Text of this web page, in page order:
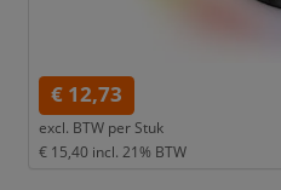
€ 12,73
excl. BTW per Stuk
€ 15,40 incl. 21% BTW